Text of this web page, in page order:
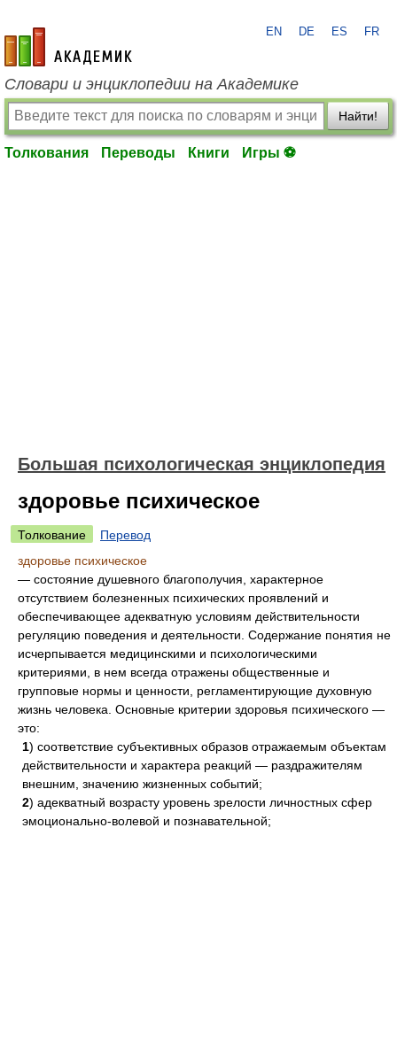
academic.ru
EN DE ES FR
Словари и энциклопедии на Академике
Найти!
Толкования Переводы Книги Игры ⚽
Большая психологическая энциклопедия
здоровье психическое
Толкование
Перевод
здоровье психическое
— состояние душевного благополучия, характерное
отсутствием болезненных психических проявлений и
обеспечивающее адекватную условиям действительности
регуляцию поведения и деятельности. Содержание понятия не
исчерпывается медицинскими и психологическими
критериями, в нем всегда отражены общественные и
групповые нормы и ценности, регламентирующие духовную
жизнь человека. Основные критерии здоровья психического —
это:
1) соответствие субъективных образов отражаемым объектам
действительности и характера реакций — раздражителям
внешним, значению жизненных событий;
2) адекватный возрасту уровень зрелости личностных сфер
эмоционально-волевой и познавательной;